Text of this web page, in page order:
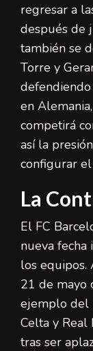
regresar a
después de
también se
Torre y
en
competirá
así la
configurar
La
El FC
nueva fecha
los equipos.
21 de mayo
ejemplo del
Celta y Real
tras ser